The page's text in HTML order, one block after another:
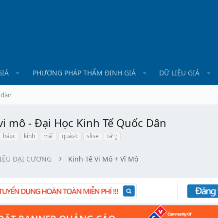
PHƯƠNG PHÁP THẨM ĐỊNH GIÁ DỮ LIỆU GIÁ
mô - Đại Học Kinh Tế Quốc Dân
há»c kinh mã´ quá»‘c slise táº¿
ĐẠI CƯƠNG Kinh Tế Vi Mô + Vĩ Mô